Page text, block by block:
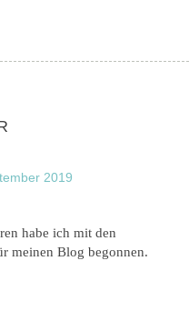
2019
habe ich mit den
meinen Blog begonnen.